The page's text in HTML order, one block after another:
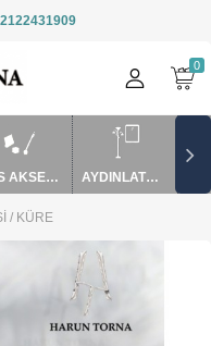
APARATLAR
OFİS AKSESUARLARI AYDINLATMA / EV AKSESUARLARI
/ KÜRE